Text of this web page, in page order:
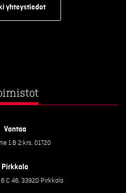
yhteystiedot
Vantaa
1 B 2:krs, 01720
Pirkkala
C 46, 33920 Pirkkala